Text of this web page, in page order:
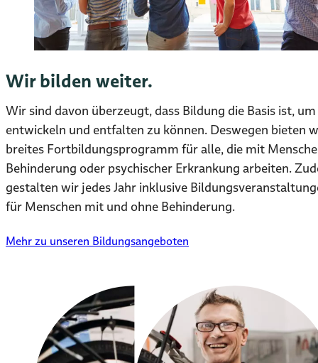
Wir bilden weiter.
Wir sind davon überzeugt, dass Bildung die Basis ist, um
entwickeln und entfalten zu können. Deswegen bieten
breites Fortbildungsprogramm für alle, die mit
Behinderung oder psychischer Erkrankung arbeiten.
gestalten wir jedes Jahr inklusive
für Menschen mit und ohne Behinderung.
Mehr zu unseren Bildungsangeboten